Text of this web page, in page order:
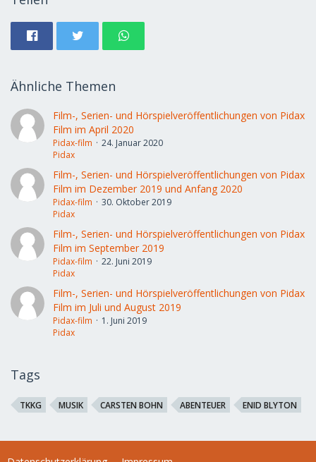
Ähnliche Themen
Film-, Serien- und Hörspielveröffentlichungen von Pidax
Film im April 2020
Pidax-film
24. Januar 2020
Pidax
Film-, Serien- und Hörspielveröffentlichungen von Pidax
Film im Dezember 2019 und Anfang 2020
Pidax-film
30. Oktober 2019
Pidax
Film-, Serien- und Hörspielveröffentlichungen von Pidax
Film im September 2019
Pidax-film
22. Juni 2019
Pidax
Film-, Serien- und Hörspielveröffentlichungen von Pidax
Film im Juli und August 2019
Pidax-film
1. Juni 2019
Pidax
Tags
TKKG MUSIK CARSTEN BOHN ABENTEUER ENID BLYTON